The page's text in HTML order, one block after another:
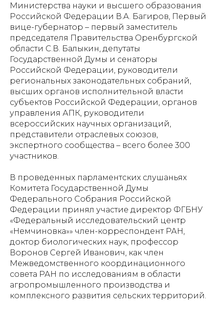
Министерства науки и высшего образования
Российской Федерации В.А. Багиров, Первый
вице-губернатор – первый заместитель
председателя Правительства Оренбургской
области С.В. Балыкин, депутаты
Государственной Думы и сенаторы
Российской Федерации, руководители
региональных законодательных собраний,
высших органов исполнительной власти
субъектов Российской Федерации, органов
управления АПК, руководители
всероссийских научных организаций,
представители отраслевых союзов,
экспертного сообщества – всего более 300
участников.
В проведенных парламентских слушаньях
Комитета Государственной Думы
Федерального Собрания Российской
Федерации принял участие директор ФГБНУ
«Федеральный исследовательский центр
«Немчиновка»» член-корреспондент РАН,
доктор биологических наук, профессор
Воронов Сергей Иванович, как член
Межведомственного координационного
совета РАН по исследованиям в области
агропромышленного производства и
комплексного развития сельских территорий.